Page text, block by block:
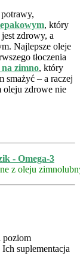
, który
zdrowy, a
Najlepsze oleje
tłoczenia
zimno, który
smażyć – a raczej
oleju zdrowe nie
z oleju
poziom
suplementacja